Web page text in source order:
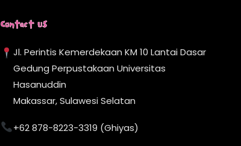
Contact Us
Jl. Perintis Kemerdekaan KM 10 Lantai Dasar
Gedung Perpustakaan Universitas
Hasanuddin
Makassar, Sulawesi Selatan
+62 878-8223-3319 (Ghiyas)